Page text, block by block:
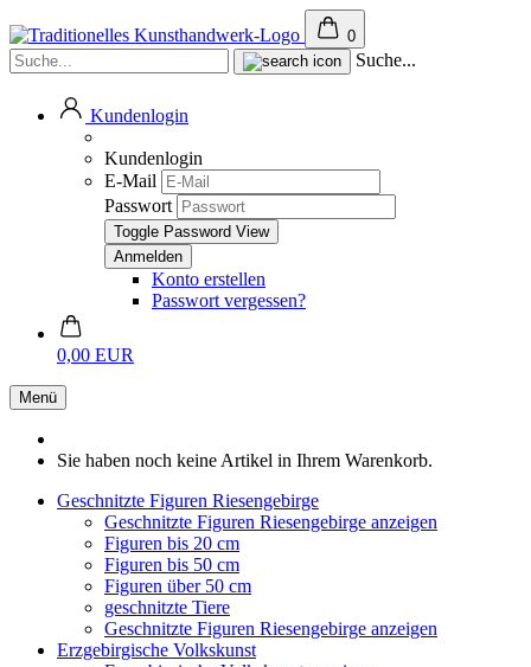
0
Suche...
Kundenlogin
Kundenlogin
E-Mail
Passwort
Toggle Password View
Konto erstellen
Passwort vergessen?
0,00 EUR
Menü
Sie haben noch keine Artikel in Ihrem Warenkorb.
Geschnitzte Figuren Riesengebirge
Geschnitzte Figuren Riesengebirge anzeigen
Figuren bis 20 cm
Figuren bis 50 cm
Figuren über 50 cm
geschnitzte Tiere
Geschnitzte Figuren Riesengebirge anzeigen
Erzgebirgische Volkskunst